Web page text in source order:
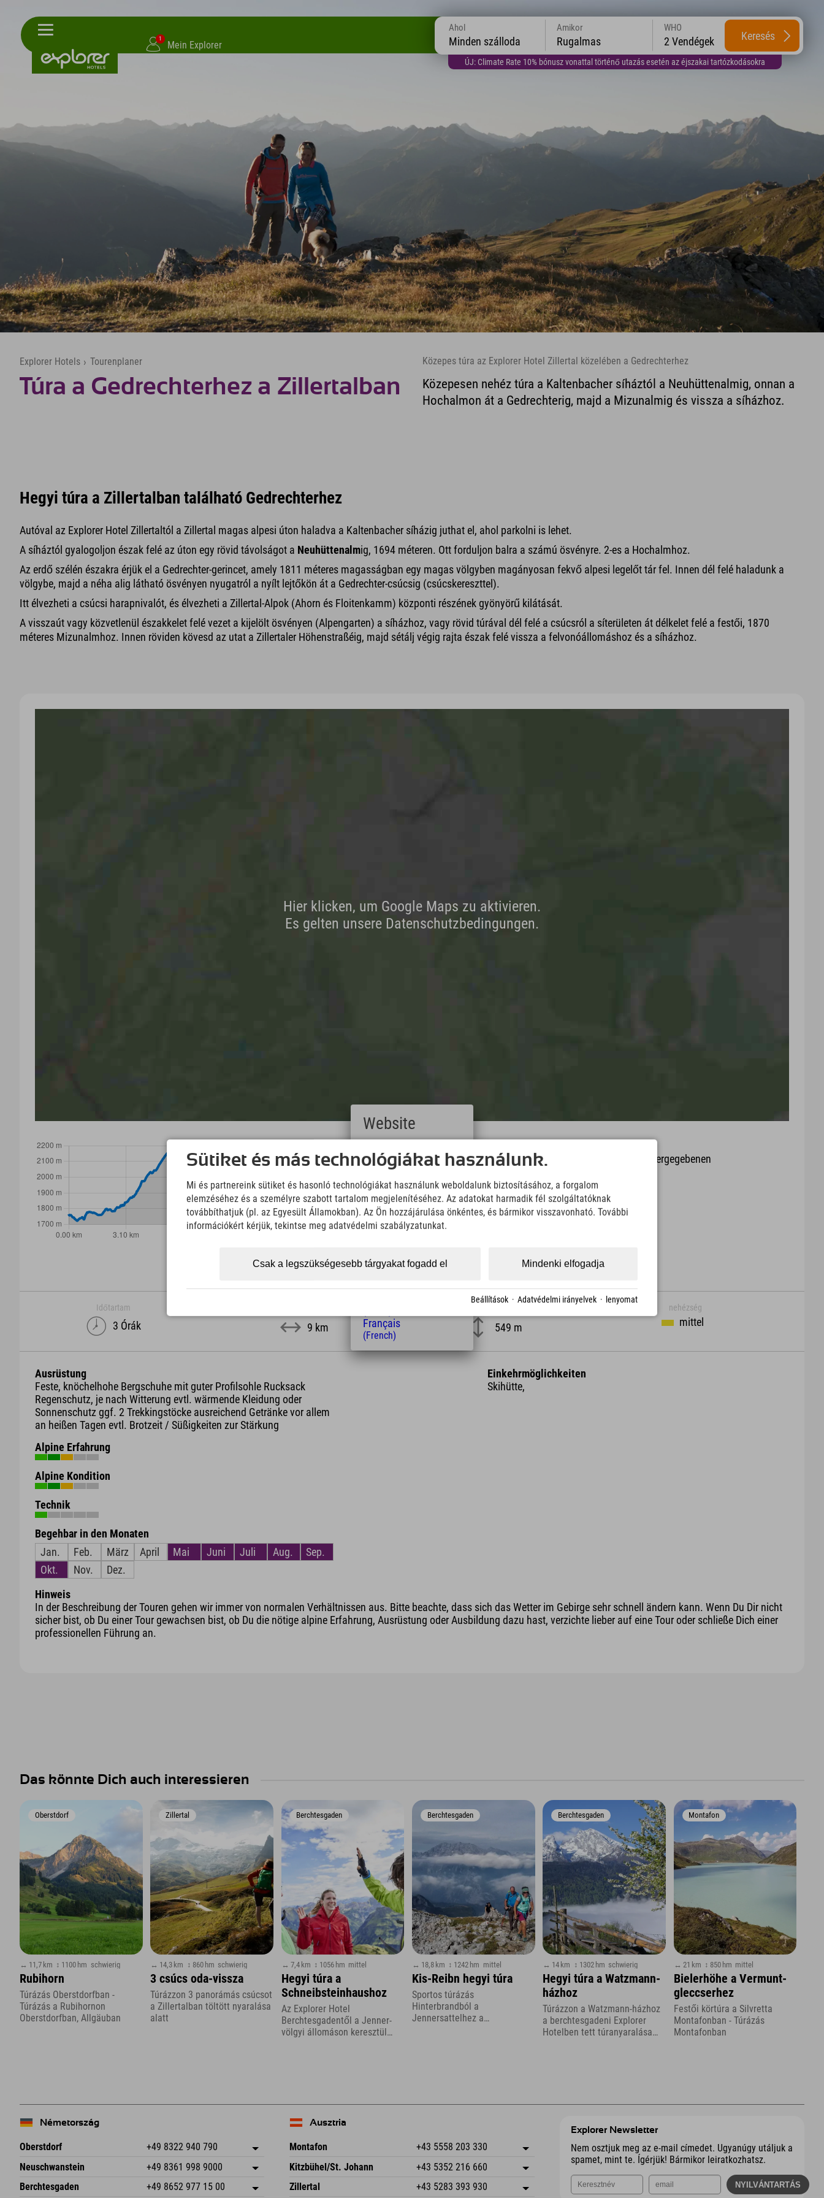
1
Mein Explorer
ÚJ: Climate Rate 10% bónusz vonattal történő utazás esetén az éjszakai tartózkodásokra
Ahol
Minden szálloda
Amikor
Rugalmas
WHO
2 Vendégek Keresés
Explorer Hotels › Tourenplaner
Túra a Gedrechterhez a Zillertalban
Közepes túra az Explorer Hotel Zillertal közelében a Gedrechterhez
Közepesen nehéz túra a Kaltenbacher síháztól a Neuhüttenalmig, onnan a
Hochalmon át a Gedrechterig, majd a Mizunalmig és vissza a síházhoz.
Hegyi túra a Zillertalban található Gedrechterhez
Autóval az Explorer Hotel Zillertaltól a Zillertal magas alpesi úton haladva a Kaltenbacher síházig juthat el, ahol parkolni is lehet.
A síháztól gyalogoljon észak felé az úton egy rövid távolságot a Neuhüttenalmig, 1694 méteren. Ott forduljon balra a számú ösvényre. 2-es a Hochalmhoz.
Az erdő szélén északra érjük el a Gedrechter-gerincet, amely 1811 méteres magasságban egy magas völgyben magányosan fekvő alpesi legelőt tár fel. Innen dél felé haladunk a
völgybe, majd a néha alig látható ösvényen nyugatról a nyílt lejtőkön át a Gedrechter-csúcsig (csúcskereszttel).
Itt élvezheti a csúcsi harapnivalót, és élvezheti a Zillertal-Alpok (Ahorn és Floitenkamm) központi részének gyönyörű kilátását.
A visszaút vagy közvetlenül északkelet felé vezet a kijelölt ösvényen (Alpengarten) a síházhoz, vagy rövid túrával dél felé a csúcsról a síterületen át délkelet felé a festői, 1870
méteres Mizunalmhoz. Innen röviden kövesd az utat a Zillertaler Höhenstraßéig, majd sétálj végig rajta észak felé vissza a felvonóállomáshoz és a síházhoz.
Hier klicken, um Google Maps zu aktivieren.
Es gelten unsere Datenschutzbedingungen.
Wir übernehmen keine Haftung für die Richtigkeit, Vollständigkeit oder Aktualität der wiedergegebenen
Informationen. Wir empfehlen die Mitnahme einer zusätzlichen Karte.
KML Download GPX Download
Időtartam
3 Órák 9 km 549 m
nehézség
mittel
Ausrüstung
Feste, knöchelhohe Bergschuhe mit guter Profilsohle Rucksack
Regenschutz, je nach Witterung evtl. wärmende Kleidung oder
Sonnenschutz ggf. 2 Trekkingstöcke ausreichend Getränke vor allem
an heißen Tagen evtl. Brotzeit / Süßigkeiten zur Stärkung
Alpine Erfahrung
Alpine Kondition
Technik
Begehbar in den Monaten
Jan.
Feb. März April Mai Juni Juli Aug.
Sep.
Okt.
Nov. Dez.
Einkehrmöglichkeiten
Skihütte,
Hinweis
In der Beschreibung der Touren gehen wir immer von normalen Verhältnissen aus. Bitte beachte, dass sich das Wetter im Gebirge sehr schnell ändern kann. Wenn Du Dir nicht
sicher bist, ob Du einer Tour gewachsen bist, ob Du die nötige alpine Erfahrung, Ausrüstung oder Ausbildung dazu hast, verzichte lieber auf eine Tour oder schließe Dich einer
professionellen Führung an.
Das könnte Dich auch interessieren
Oberstdorf
↔ 11,7 km ↕ 1100 hm schwierig
Rubihorn
Túrázás Oberstdorfban -
Túrázás a Rubihornon
Oberstdorfban, Allgäuban
Zillertal
↔ 14,3 km ↕ 860 hm schwierig
3 csúcs oda-vissza
Túrázzon 3 panorámás csúcsot
a Zillertalban töltött nyaralása
alatt
Berchtesgaden
↔ 7,4 km ↕ 1056 hm mittel
Hegyi túra a
Schneibsteinhaushoz
Az Explorer Hotel
Berchtesgadentől a Jenner-
völgyi állomáson keresztül
Berchtesgaden
↔ 18,8 km ↕ 1242 hm mittel
Kis-Reibn hegyi túra
Sportos túrázás
Hinterbrandból a
Jennersattelhez a
Berchtesgaden
↔ 14 km ↕ 1302 hm schwierig
Hegyi túra a Watzmann-
házhoz
Túrázzon a Watzmann-házhoz
a berchtesgadeni Explorer
Hotelben tett túranyaralása
Montafon
↔ 21 km ↕ 850 hm mittel
Bielerhöhe a Vermunt-
gleccserhez
Festői körtúra a Silvretta
Montafonban - Túrázás
Montafonban
Németország
Oberstdorf +49 8322 940 790
An der Breitach 3
Németország
Cím mentése
Könyv
Neuschwanstein +49 8361 998 9000
An der Riese 45
87484 Nesselwang im Allgäu
Cím mentése
Berchtesgaden +49 8652 977 15 00
Ausztria
Montafon +43 5558 203 330
Dorfstr. 127b
6793 Gaschurn/Montafon
Ausztria
Cím mentése
Könyv
Kitzbühel/St. Johann +43 5352 216 660
Speckbacherstraße 87
Cím mentése
Zillertal +43 5283 393 930
Explorer Newsletter
Nem osztjuk meg az e-mail címedet. Ugyanúgy utáljuk a
spamet, mint te. Ígérjük! Bármikor leiratkozhatsz.
Sütiket és más technológiákat használunk.
Mi és partnereink sütiket és hasonló technológiákat használunk weboldalunk biztosításához, a forgalom
elemzéséhez és a személyre szabott tartalom megjelenítéséhez. Az adatokat harmadik fél szolgáltatóknak
továbbíthatjuk (pl. az Egyesült Államokban). Az Ön hozzájárulása önkéntes, és bármikor visszavonható. További
információkért kérjük, tekintse meg adatvédelmi szabályzatunkat.
Mindenki elfogadja
Csak a legszükségesebb tárgyakat fogadd el
Beállítások · Adatvédelmi irányelvek · lenyomat
Website
Deutsch
(German)
(English)
Italiano
(Italian)
Čeština
(Polish)
(Hungarian)
Français
(French)